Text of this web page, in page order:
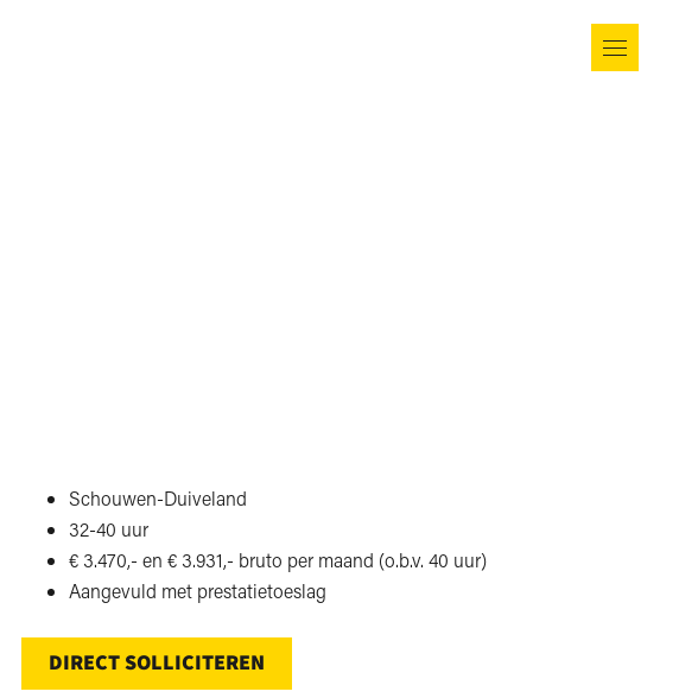
Schouwen-Duiveland
32-40 uur
€ 3.470,- en € 3.931,- bruto per maand (o.b.v. 40 uur)
Aangevuld met prestatietoeslag
DIRECT SOLLICITEREN